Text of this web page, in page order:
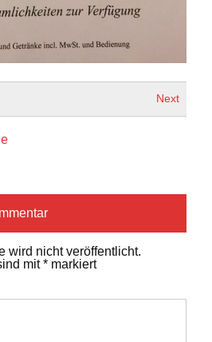
Next
wird nicht veröffentlicht.
mit* markiert